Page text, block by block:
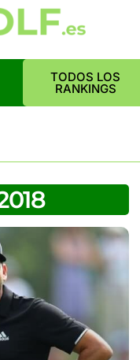
TODOS LOS
RANKINGS